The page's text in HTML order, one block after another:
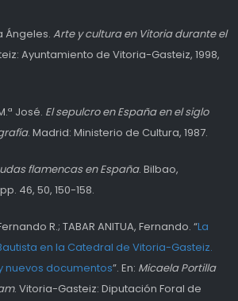
Ángeles. Arte y cultura en Vitoria durante el
Ayuntamiento de Vitoria-Gasteiz, 1998,
José. El sepulcro en España en el siglo
. Madrid: Ministerio de Cultura, 1987.
flamencas en España. Bilbao,
46, 50, 150-158.
R.; TABAR ANITUA, Fernando. “La
en la Catedral de Vitoria-Gasteiz.
nuevos documentos”. En: Micaela Portilla
. Vitoria-Gasteiz: Diputación Foral de